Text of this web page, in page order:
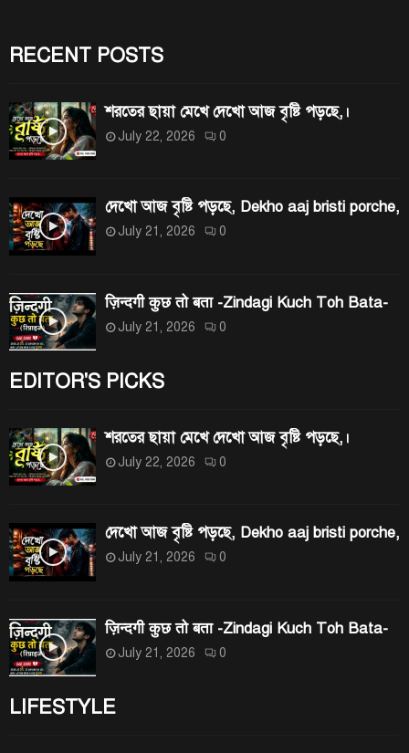
r
:
RECENT POSTS
শরতের ছায়া মেখে দেখো আজ বৃষ্টি পড়ছে,।
July 22, 2026 0
দেখো আজ বৃষ্টি পড়ছে, Dekho aaj bristi porche,
July 21, 2026 0
ज़िन्दगी कुछ तो बता -Zindagi Kuch Toh Bata-
July 21, 2026 0
EDITOR'S PICKS
শরতের ছায়া মেখে দেখো আজ বৃষ্টি পড়ছে,।
July 22, 2026 0
দেখো আজ বৃষ্টি পড়ছে, Dekho aaj bristi porche,
July 21, 2026 0
ज़िन्दगी कुछ तो बता -Zindagi Kuch Toh Bata-
July 21, 2026 0
LIFESTYLE